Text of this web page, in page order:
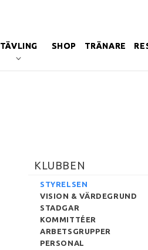
TÄVLING SHOP TRÄNARE
KLUBBEN
STYRELSEN
VISION & VÄRDEGRUND
STADGAR
KOMMITTÉER
ARBETSGRUPPER
PERSONAL